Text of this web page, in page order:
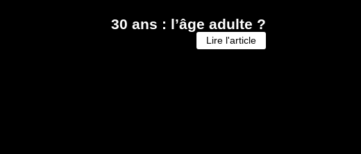
30 ans : l’âge adulte ?
Lire l'article